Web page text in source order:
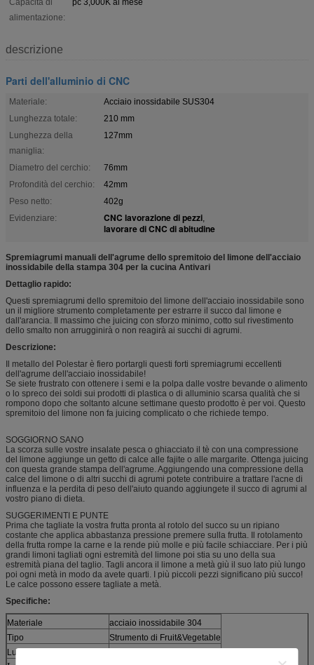
Capacità di
alimentazione:
pc 3,000K al mese
descrizione
Parti dell'alluminio di CNC
Materiale:
Acciaio inossidabile SUS304
Lunghezza totale:
210 mm
Lunghezza della
maniglia:
127mm
Diametro del cerchio:
76mm
Profondità del cerchio:
42mm
Peso netto:
402g
Evidenziare:
CNC lavorazione di pezzi,
lavorare di CNC di abitudine
Spremiagrumi manuali dell'agrume dello spremitoio del limone dell'acciaio
inossidabile della stampa 304 per la cucina Antivari
Dettaglio rapido:
Questi spremiagrumi dello spremitoio del limone dell'acciaio inossidabile sono
un il migliore strumento completamente per estrarre il succo dal limone e
dall'arancia. Il massimo che juicing con sforzo minimo, cotto sul rivestimento
dello smalto non arrugginirà o non reagirà ai succhi di agrumi.
Descrizione:
Il metallo del Polestar è fiero portargli questi forti spremiagrumi eccellenti
dell'agrume dell'acciaio inossidabile!
Se siete frustrato con ottenere i semi e la polpa dalle vostre bevande o alimento
o lo spreco dei soldi sui prodotti di plastica o di alluminio scarsa qualità che si
rompono dopo che soltanto alcune settimane questo prodotto è per voi. Questo
spremitoio del limone non fa juicing complicato o che richiede tempo.
SOGGIORNO SANO
La scorza sulle vostre insalate pesca o ghiacciato il tè con una compressione
del limone aggiunge un getto di calce alle fajite o alle margarite. Ottenga juicing
con questa grande stampa dell'agrume. Aggiungendo una compressione della
calce del limone o di altri succhi di agrumi potete contribuire a trattare l'acne di
influenza e la perdita di peso dell'aiuto quando aggiungete il succo di agrumi al
vostro piano di dieta.
SUGGERIMENTI E PUNTE
Prima che tagliate la vostra frutta pronta al rotolo del succo su un ripiano
costante che applica abbastanza pressione premere sulla frutta. Il rotolamento
della frutta rompe la carne e la rende più molle e più facile schiacciare. Per i più
grandi limoni tagliati ogni estremità del limone poi stia su uno della sua
estremità piana del taglio. Tagli ancora il limone a metà giù il suo lato più lungo
poi ogni metà in modo da avete quarti. I più piccoli pezzi significano più succo!
Le calce possono essere tagliate a metà.
Specifiche:
Materiale
acciaio inossidabile 304
Tipo
Strumento di Fruit&Vegetable
Lunghezza